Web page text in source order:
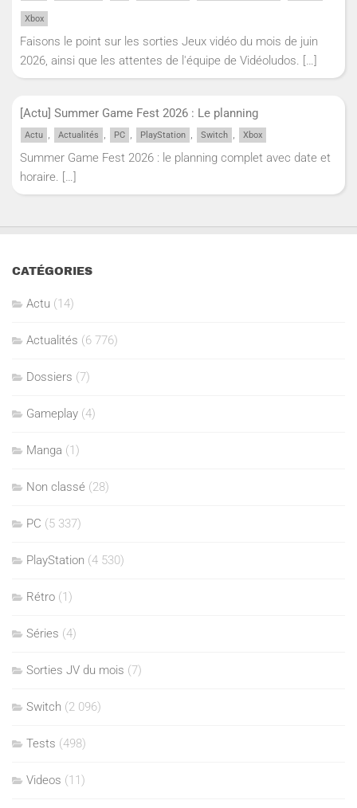
Xbox
Faisons le point sur les sorties Jeux vidéo du mois de juin
2026, ainsi que les attentes de l'équipe de Vidéoludos. […]
[Actu] Summer Game Fest 2026 : Le planning
Actu , Actualités , PC , PlayStation , Switch , Xbox
Summer Game Fest 2026 : le planning complet avec date et
horaire. […]
CATÉGORIES
Actu (14)
Actualités (6 776)
Dossiers (7)
Gameplay (4)
Manga (1)
Non classé (28)
PC (5 337)
PlayStation (4 530)
Rétro (1)
Séries (4)
Sorties JV du mois (7)
Switch (2 096)
Tests (498)
Videos (11)